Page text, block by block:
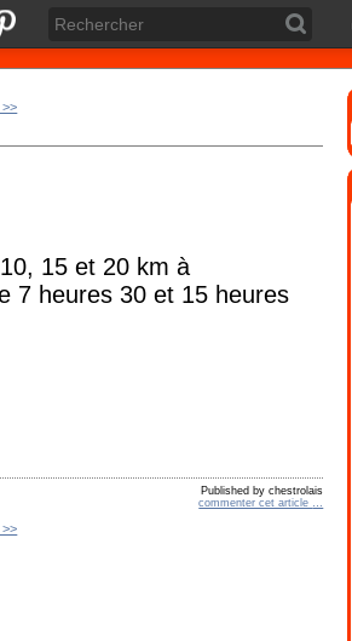
15 et 20 km à
7 heures 30 et 15 heures
Published by chestrolais
commenter cet article